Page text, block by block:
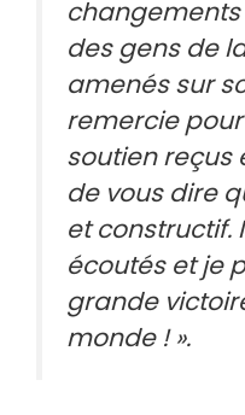
des gens de
amenés sur
remercie
soutien reçus
de vous dire
et constructif.
écoutés et je
grande
monde ! ».